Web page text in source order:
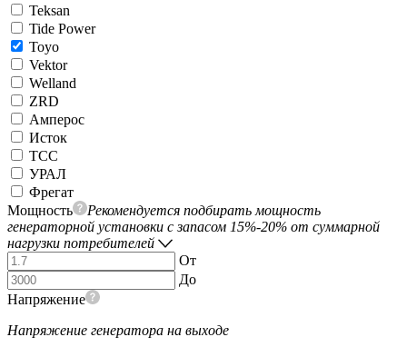
Teksan
Tide Power
Toyo
Vektor
Welland
ZRD
Амперос
Исток
ТСС
УРАЛ
Фрегат
Мощность
Рекомендуется подбирать мощность
генераторной установки с запасом 15%-20% от суммарной
нагрузки потребителей
От
До
Напряжение
Напряжение генератора на выходе